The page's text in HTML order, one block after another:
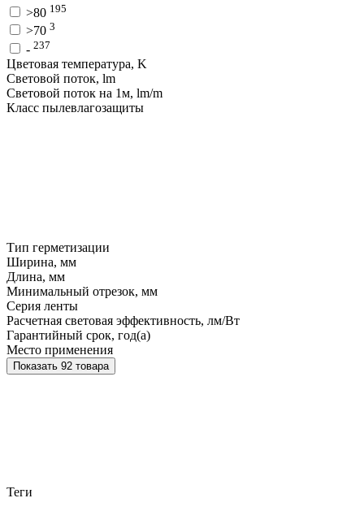
>80 195
>70 3
- 237
Цветовая температура, K
Световой поток, lm
Световой поток на 1м, lm/m
Класс пылевлагозащиты
Тип герметизации
Ширина, мм
Длина, мм
Минимальный отрезок, мм
Серия ленты
Расчетная световая эффективность, лм/Вт
Гарантийный срок, год(а)
Место применения
Показать 92 товара
Теги